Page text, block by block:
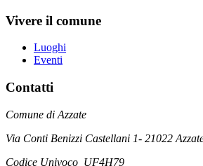
Vivere il comune
Luoghi
Eventi
Contatti
Comune di Azzate
Via Conti Benizzi Castellani 1- 21022
Codice Univoco UF4H79